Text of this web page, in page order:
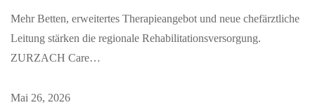
Mehr Betten, erweitertes Therapieangebot und neue chefärztliche
Leitung stärken die regionale Rehabilitationsversorgung.
ZURZACH Care…
Mai 26, 2026